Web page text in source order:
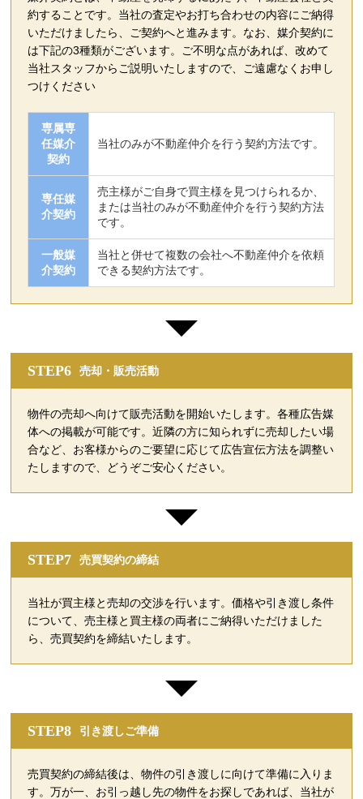
約することです。当社の査定やお打ち合わせの内容にご納得
いただけましたら、ご契約へと進みます。なお、媒介契約に
は下記の3種類がございます。ご不明な点があれば、改めて
当社スタッフからご説明いたしますので、ご遠慮なくお申し
つけください
専属専
任媒介
契約
当社のみが不動産仲介を行う契約方法です。
専任媒
介契約
売主様がご自身で買主様を見つけられるか、
または当社のみが不動産仲介を行う契約方法
です。
一般媒
介契約
当社と併せて複数の会社へ不動産仲介を依頼
できる契約方法です。
STEP6 売却・販売活動
物件の売却へ向けて販売活動を開始いたします。各種広告媒
体への掲載が可能です。近隣の方に知られずに売却したい場
合など、お客様からのご要望に応じて広告宣伝方法を調整い
たしますので、どうぞご安心ください。
STEP7 売買契約の締結
当社が買主様と売却の交渉を行います。価格や引き渡し条件
について、売主様と買主様の両者にご納得いただけました
ら、売買契約を締結いたします。
STEP8 引き渡しご準備
売買契約の締結後は、物件の引き渡しに向けて準備に入りま
す。万が一、お引っ越し先の物件をお探しであれば、当社が